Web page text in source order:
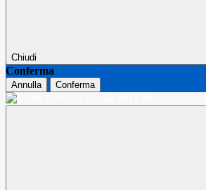
Chiudi
Conferma
Annulla Conferma